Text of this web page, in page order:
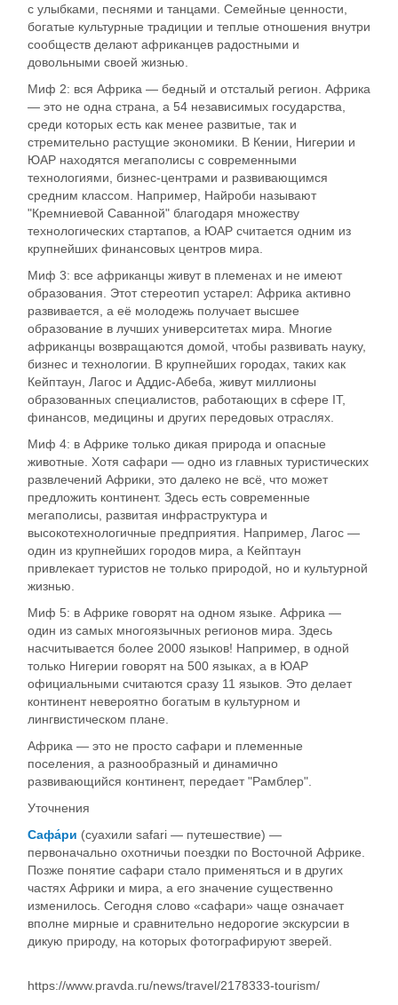
с улыбками, песнями и танцами. Семейные ценности,
богатые культурные традиции и теплые отношения внутри
сообществ делают африканцев радостными и
довольными своей жизнью.
Миф 2: вся Африка — бедный и отсталый регион. Африка
— это не одна страна, а 54 независимых государства,
среди которых есть как менее развитые, так и
стремительно растущие экономики. В Кении, Нигерии и
ЮАР находятся мегаполисы с современными
технологиями, бизнес-центрами и развивающимся
средним классом. Например, Найроби называют
"Кремниевой Саванной" благодаря множеству
технологических стартапов, а ЮАР считается одним из
крупнейших финансовых центров мира.
Миф 3: все африканцы живут в племенах и не имеют
образования. Этот стереотип устарел: Африка активно
развивается, а её молодежь получает высшее
образование в лучших университетах мира. Многие
африканцы возвращаются домой, чтобы развивать науку,
бизнес и технологии. В крупнейших городах, таких как
Кейптаун, Лагос и Аддис-Абеба, живут миллионы
образованных специалистов, работающих в сфере IT,
финансов, медицины и других передовых отраслях.
Миф 4: в Африке только дикая природа и опасные
животные. Хотя сафари — одно из главных туристических
развлечений Африки, это далеко не всё, что может
предложить континент. Здесь есть современные
мегаполисы, развитая инфраструктура и
высокотехнологичные предприятия. Например, Лагос —
один из крупнейших городов мира, а Кейптаун
привлекает туристов не только природой, но и культурной
жизнью.
Миф 5: в Африке говорят на одном языке. Африка —
один из самых многоязычных регионов мира. Здесь
насчитывается более 2000 языков! Например, в одной
только Нигерии говорят на 500 языках, а в ЮАР
официальными считаются сразу 11 языков. Это делает
континент невероятно богатым в культурном и
лингвистическом плане.
Африка — это не просто сафари и племенные
поселения, а разнообразный и динамично
развивающийся континент, передает "Рамблер".
Уточнения
Сафа́ри (суахили safari — путешествие) —
первоначально охотничьи поездки по Восточной Африке.
Позже понятие сафари стало применяться и в других
частях Африки и мира, а его значение существенно
изменилось. Сегодня слово «сафари» чаще означает
вполне мирные и сравнительно недорогие экскурсии в
дикую природу, на которых фотографируют зверей.
https://www.pravda.ru/news/travel/2178333-tourism/